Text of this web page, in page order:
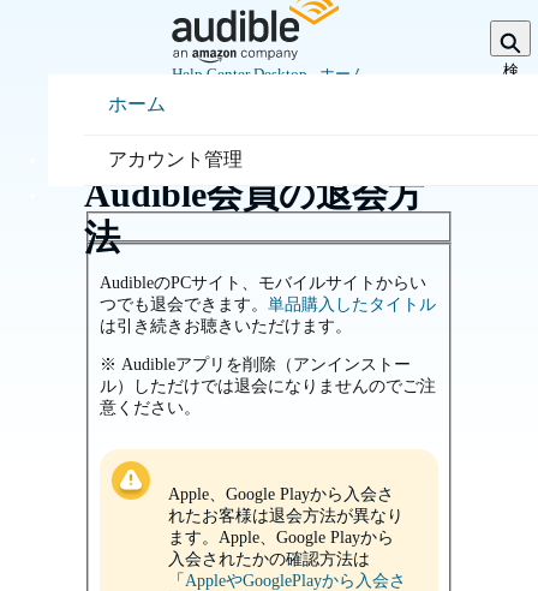
Help Center Desktop - ホーム
ホーム
アカウント管理
検
Audible会員の退会方
法
AudibleのPCサイト、モバイルサイトからい
つでも退会できます。単品購入したタイトル
は引き続きお聴きいただけます。
※ Audibleアプリを削除（アンインストー
ル）しただけでは退会になりませんのでご注
意ください。
Apple、Google Playから入会さ
れたお客様は退会方法が異なり
ます。Apple、Google Playから
入会されたかの確認方法は
「 AppleやGooglePlayから入会さ